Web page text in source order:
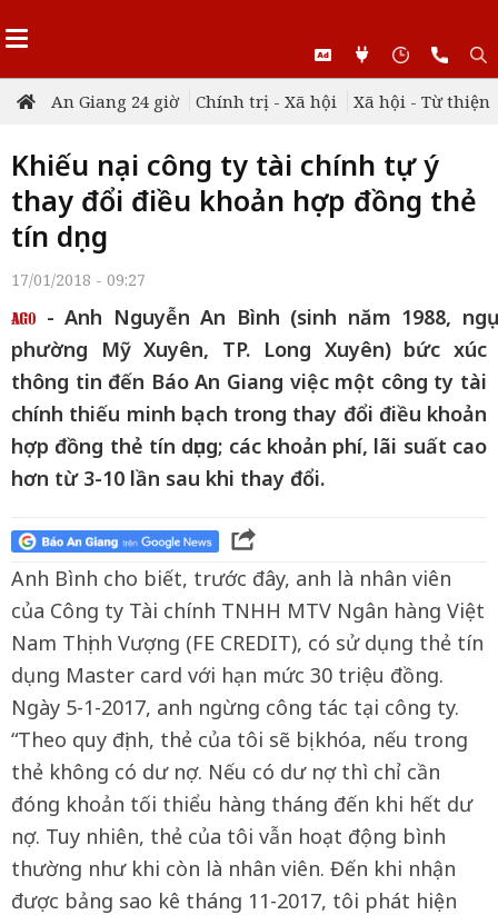
An Giang 24 giờ Chính trị - Xã hội Xã hội - Từ thiện
Khiếu nại công ty tài chính tự ý
thay đổi điều khoản hợp đồng thẻ
tín dụng
17/01/2018 - 09:27
- Anh Nguyễn An Bình (sinh năm 1988, ngụ
phường Mỹ Xuyên, TP. Long Xuyên) bức xúc
thông tin đến Báo An Giang việc một công ty tài
chính thiếu minh bạch trong thay đổi điều khoản
hợp đồng thẻ tín dụng; các khoản phí, lãi suất cao
hơn từ 3-10 lần sau khi thay đổi.
Anh Bình cho biết, trước đây, anh là nhân viên
của Công ty Tài chính TNHH MTV Ngân hàng Việt
Nam Thịnh Vượng (FE CREDIT), có sử dụng thẻ tín
dụng Master card với hạn mức 30 triệu đồng.
Ngày 5-1-2017, anh ngừng công tác tại công ty.
“Theo quy định, thẻ của tôi sẽ bị khóa, nếu trong
thẻ không có dư nợ. Nếu có dư nợ thì chỉ cần
đóng khoản tối thiểu hàng tháng đến khi hết dư
nợ. Tuy nhiên, thẻ của tôi vẫn hoạt động bình
thường như khi còn là nhân viên. Đến khi nhận
được bảng sao kê tháng 11-2017, tôi phát hiện